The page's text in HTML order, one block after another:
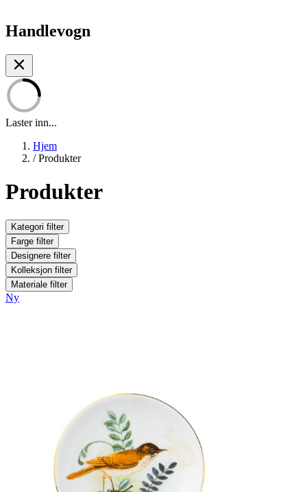
Handlevogn
Laster inn...
Hjem
/ Produkter
Produkter
Kategori filter
Farge filter
Designere filter
Kolleksjon filter
Materiale filter
Ny